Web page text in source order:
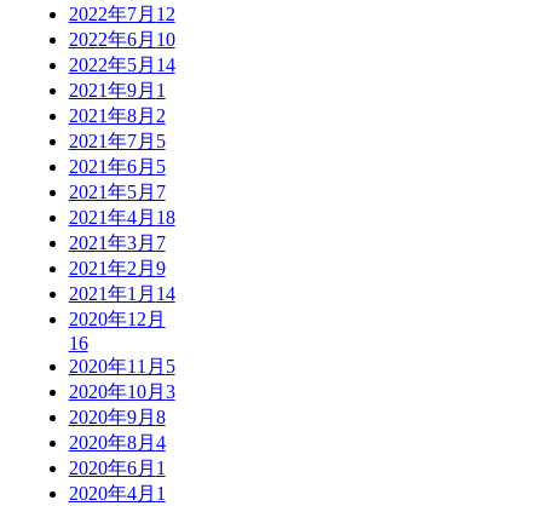
2022年7月 12
2022年6月 10
2022年5月 14
2021年9月 1
2021年8月 2
2021年7月 5
2021年6月 5
2021年5月 7
2021年4月 18
2021年3月 7
2021年2月 9
2021年1月 14
2020年12月
16
2020年11月 5
2020年10月 3
2020年9月 8
2020年8月 4
2020年6月 1
2020年4月 1